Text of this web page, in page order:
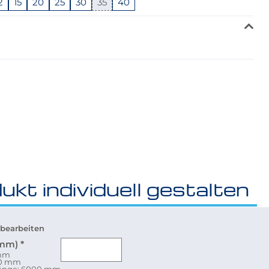
individuell gestalten
*
mm